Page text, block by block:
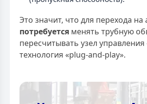
Это значит, что для перехода на
потребуется менять трубную
пересчитывать узел
технология «plug-and-play».